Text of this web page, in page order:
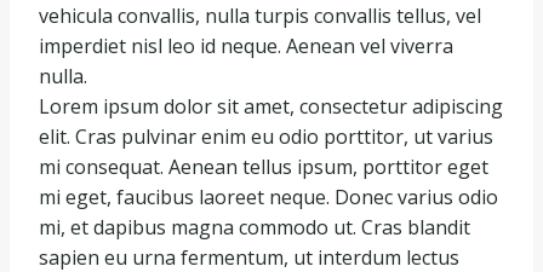
vehicula convallis, nulla turpis convallis tellus, vel
imperdiet nisl leo id neque. Aenean vel viverra
nulla.
Lorem ipsum dolor sit amet, consectetur adipiscing
elit. Cras pulvinar enim eu odio porttitor, ut varius
mi consequat. Aenean tellus ipsum, porttitor eget
mi eget, faucibus laoreet neque. Donec varius odio
mi, et dapibus magna commodo ut. Cras blandit
sapien eu urna fermentum, ut interdum lectus